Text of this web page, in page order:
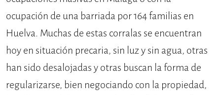
ocupación de una barriada por 164 familias en
Huelva. Muchas de estas corralas se encuentran
hoy en situación precaria, sin luz y sin agua, otras
han sido desalojadas y otras buscan la forma de
regularizarse, bien negociando con la propiedad,